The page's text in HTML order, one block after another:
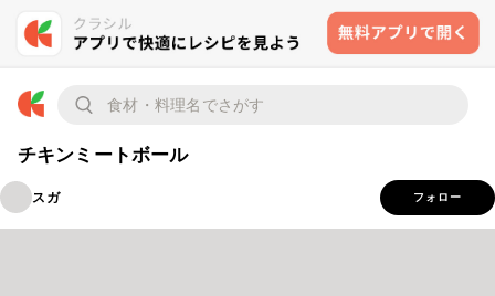
チキンミートボール
スガ フォロー